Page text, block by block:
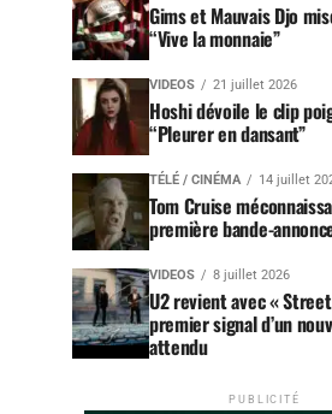
Gims et Mauvais Djo
“Vive la monnaie”
VIDEOS 21 juillet 2026
Hoshi dévoile le clip
“Pleurer en dansant”
TÉLÉ / CINÉMA 14 juillet
Tom Cruise
première bande-
VIDEOS 8 juillet 2026
U2 revient avec «
premier signal d’un
attendu
PUBLICITÉ